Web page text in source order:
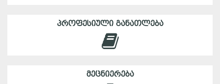
ᲞᲠᲝᲤᲔᲡᲘᲣᲚᲘ ᲒᲐᲜᲐᲗᲚᲔᲑᲐ
ᲛᲔᲪᲜᲘᲔᲠᲔᲑᲐ